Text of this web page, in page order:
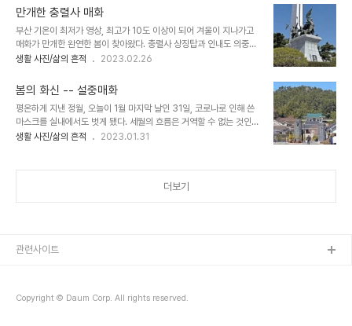
1709년(숙종35년)에는 충렬공과 충장공이 ..
보이게 하는 반송들과 누은 향나무 작품 다대첨사와 동래부사의 전복
부산첨사 전복과 동래부사 관복 충렬사 정화 기념비 의열각(義烈閣)
: 4신위(神位) 2열녀(烈女) : 송상현공과 정발장군을 따라 순절한 금
섬(金蟾), 애향(愛香) 2의녀(義女) : 기왓장으로 왜적에 저항하여 싸
웠던 무명의 두 의녀; 본전에 모셔져 있는 위패들 본전 계단 아래 양쪽
만개한 충렬사 매화
부산 기온이 최저가 영상, 최고가 10도 이상이 되어 겨울이 지나가고
매화가 만개한 완연한 봄이 찾아왔다. 충렬사 상징탑과 인내도 의중지
윗쪽의 매화 충렬문 왼쪽의 매화 충렬문 오른쪽의 매화 연못 의중지의
훈훈한 봄바람에 대지가 생명력을 얻어 힘찬 생동감으로 전진하는 나
날이 되시기를..........
생활 사진/삶의 흔적 2023.02.26
봄의 화신 -- 설중매화
평온하게 지낸 정월, 오늘이 1월 마지막 날인 31일, 코로나로 인해 쓴
마스크를 실내에서도 벗게 됐다. 세월의 흐름은 거역할 수 없는 것인
가? 충렬사 양지바른 언덕의 매화가 꽃망울을 터뜨려 가장 먼저 희망
빠른 봄소식에 모두 힘을 얻어 올해에는 우리에게 좋고 기쁜 일만 있기
생활 사진/삶의 흔적 2023.01.31
더보기
Copyright © Daum Corp. All rights reserved.
관련사이트